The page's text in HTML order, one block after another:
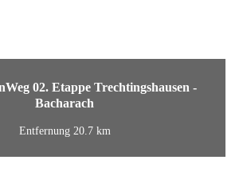
02. Etappe Trechtingshausen -
Bacharach
Entfernung 20.7 km